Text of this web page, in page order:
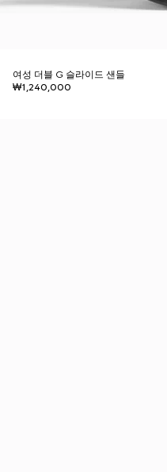
여성 더블 G 슬라이드 샌들
₩1,240,000